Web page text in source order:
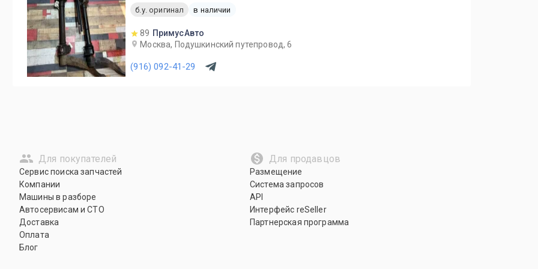
б.у. оригинал в наличии
89 ПримусАвто
Москва, Подушкинский путепровод, 6
(916) 092-41-29
Для покупателей
Сервис поиска запчастей
Компании
Машины в разборе
Автосервисам и СТО
Доставка
Оплата
Блог
Для продавцов
Размещение
Система запросов
API
Интерфейс reSeller
Партнерская программа